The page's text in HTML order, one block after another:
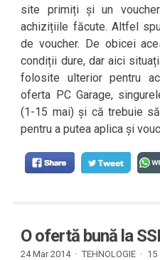
site primiți și un
achizițiile făcute. Altfel
de voucher. De obicei
condiții dure, dar aici
folosite ulterior pentru
oferta PC Garage,
(1-15 mai) și că trebuie
pentru a putea aplica și
O ofertă bună la
24 Mar 2014 · TEHNOLOGIE · 15